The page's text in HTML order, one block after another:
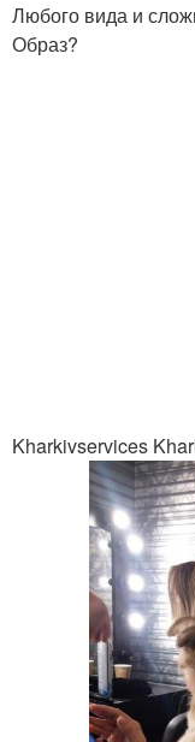
Любого вида и
Образ?
Kharkivservices